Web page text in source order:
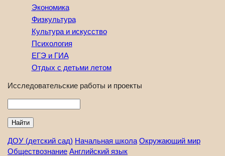
Экономика
Физкультура
Культура и искусство
Психология
ЕГЭ и ГИА
Отдых с детьми летом
Исследовательские работы и проекты
ДОУ (детский сад) Начальная школа Окружающий мир
Обществознание Английский язык